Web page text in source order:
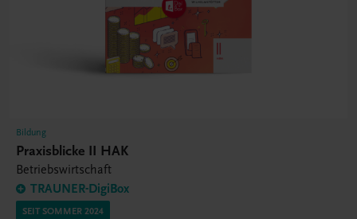
Bildung
Praxisblicke II HAK
Betriebswirtschaft
TRAUNER-DigiBox
SEIT SOMMER 2024